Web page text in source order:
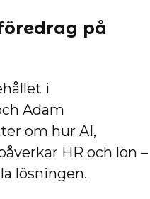
på
i
Adam
om hur AI,
HR och lön –
lösningen.